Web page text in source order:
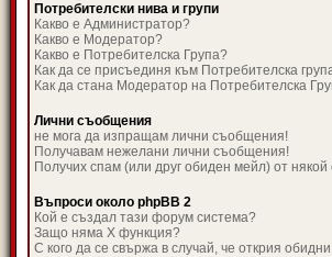
Потребителски нива и групи
Какво е Администратор?
Какво е Модератор?
Какво е Потребителска Група?
Как да се присъединя към Потребителска
Как да стана Модератор на Потребителска
Лични съобщения
не мога да изпращам лични съобщения!
Получавам нежелани лични съобщения!
Получих спам (или друг обиден мейл) от
Въпроси около phpBB 2
Кой е създал тази форум система?
Защо няма X функция?
С кого да се свържа в случай, че открия